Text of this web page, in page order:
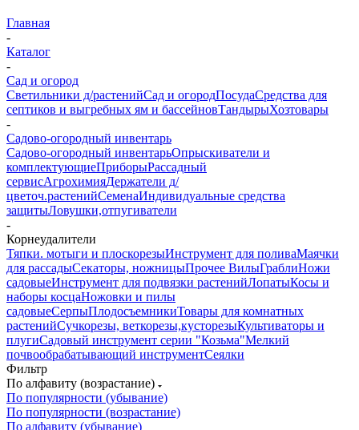
Главная
-
Каталог
-
Сад и огород
Светильники д/растенийСад и огородПосудаСредства для
септиков и выгребных ям и бассейновТандырыХозтовары
-
Садово-огородный инвентарь
Садово-огородный инвентарьОпрыскиватели и
комплектующиеПриборыРассадный
сервисАгрохимияДержатели д/
цветоч.растенийСеменаИндивидуальные средства
защитыЛовушки,отпугиватели
-
Корнеудалители
Тяпки. мотыги и плоскорезыИнструмент для поливаМаячки
для рассадыСекаторы, ножницыПрочее ВилыГраблиНожи
садовыеИнструмент для подвязки растенийЛопатыКосы и
наборы косцаНожовки и пилы
садовыеСерпыПлодосъемникиТовары для комнатных
растенийСучкорезы, веткорезы,кусторезыКультиваторы и
плугиСадовый инструмент серии "Козьма"Мелкий
почвообрабатывающий инструментСеялки
Фильтр
По алфавиту (возрастание)
По популярности (убывание)
По популярности (возрастание)
По алфавиту (убывание)